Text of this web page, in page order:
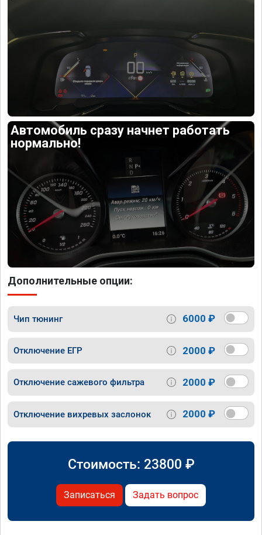
Автомобиль сразу начнет работать
нормально!
Дополнительные опции:
Чип тюнинг 6000 ₽
Отключение ЕГР 2000 ₽
Отключение сажевого фильтра 2000 ₽
Отключение вихревых заслонок 2000 ₽
Стоимость: 23800 ₽
Записаться Задать вопрос